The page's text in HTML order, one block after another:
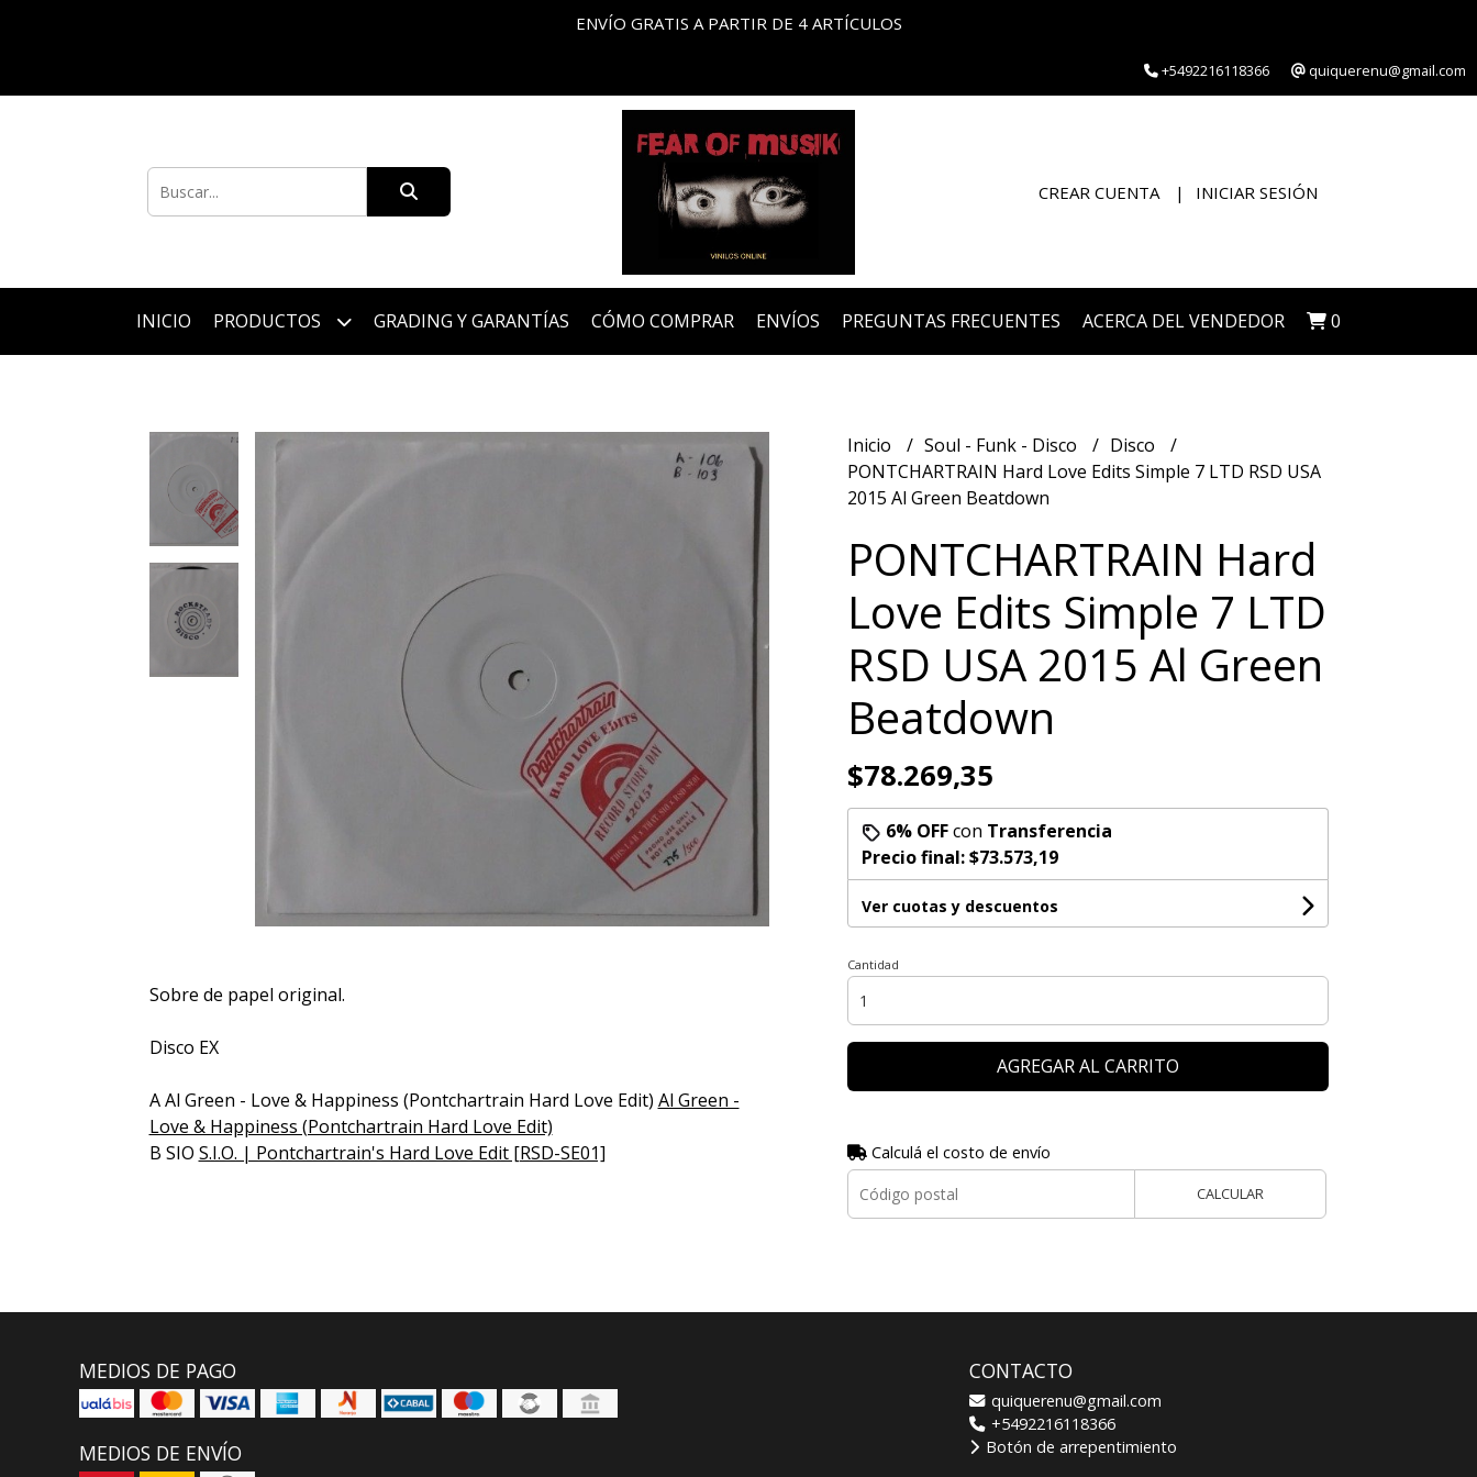
ENVÍO GRATIS A PARTIR DE 4 ARTÍCULOS
+5492216118366 quiquerenu@gmail.com
CREAR CUENTA INICIAR SESIÓN
INICIO PRODUCTOS GRADING Y GARANTÍAS CÓMO COMPRAR ENVÍOS PREGUNTAS FRECUENTES ACERCA DEL VENDEDOR 0
Sobre de papel original.
Disco EX
A Al Green - Love & Happiness (Pontchartrain Hard Love Edit) Al Green -
Love & Happiness (Pontchartrain Hard Love Edit)
B SIO S.I.O. | Pontchartrain's Hard Love Edit [RSD-SE01]
Inicio Soul - Funk - Disco
Disco
PONTCHARTRAIN Hard Love Edits Simple 7 LTD RSD USA
2015 Al Green Beatdown
PONTCHARTRAIN Hard
Love Edits Simple 7 LTD
RSD USA 2015 Al Green
Beatdown
$78.269,35
6% OFFcon Transferencia
Precio final:$73.573,19
Ver cuotas y descuentos
Cantidad
AGREGAR AL CARRITO
Calculá el costo de envío
CALCULAR
MEDIOS DE PAGO
MEDIOS DE ENVÍO
CONTACTO
quiquerenu@gmail.com
+5492216118366
Botón de arrepentimiento